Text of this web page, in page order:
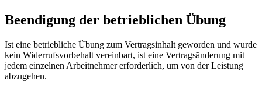
Beendigung der betrieblichen Übung
Ist eine betriebliche Übung zum Vertragsinhalt geworden und wurde
kein Widerrufsvorbehalt vereinbart, ist eine Vertragsänderung mit
jedem einzelnen Arbeitnehmer erforderlich, um von der Leistung
abzugehen.